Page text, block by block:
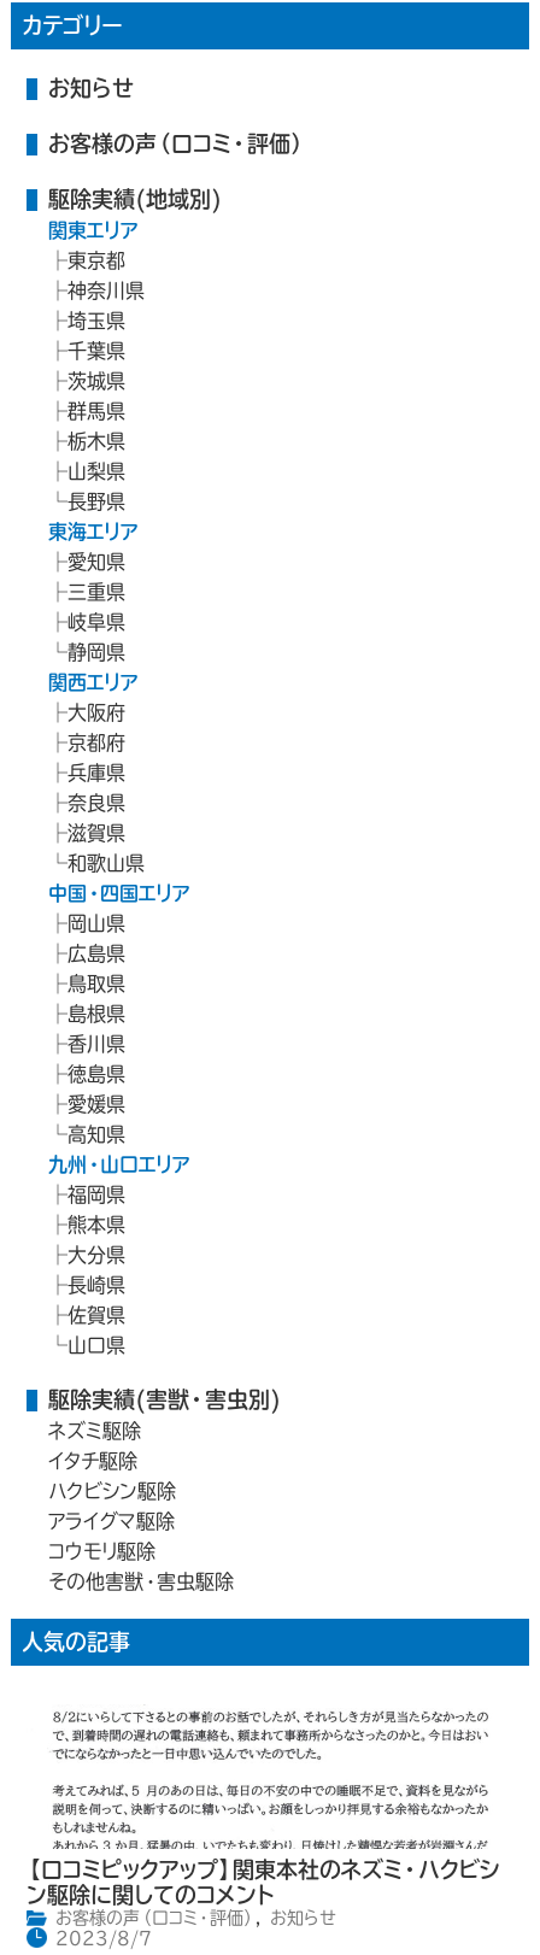
カテゴリー
お知らせ
お客様の声（口コミ・評価）
駆除実績(地域別)
関東エリア
東京都
神奈川県
埼玉県
千葉県
茨城県
群馬県
栃木県
山梨県
長野県
東海エリア
愛知県
三重県
岐阜県
静岡県
関西エリア
大阪府
京都府
兵庫県
奈良県
滋賀県
和歌山県
中国・四国エリア
岡山県
広島県
鳥取県
島根県
香川県
徳島県
愛媛県
高知県
九州・山口エリア
福岡県
熊本県
大分県
長崎県
佐賀県
山口県
駆除実績(害獣・害虫別)
ネズミ駆除
イタチ駆除
ハクビシン駆除
アライグマ駆除
コウモリ駆除
その他害獣・害虫駆除
人気の記事
【口コミピックアップ】関東本社のネズミ・ハクビシ
ン駆除に関してのコメント
お客様の声（口コミ・評価） ,
お知らせ
2023/8/7